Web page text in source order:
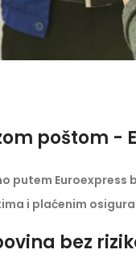
poštom -
putem Euroexpress
i plaćenim
bez